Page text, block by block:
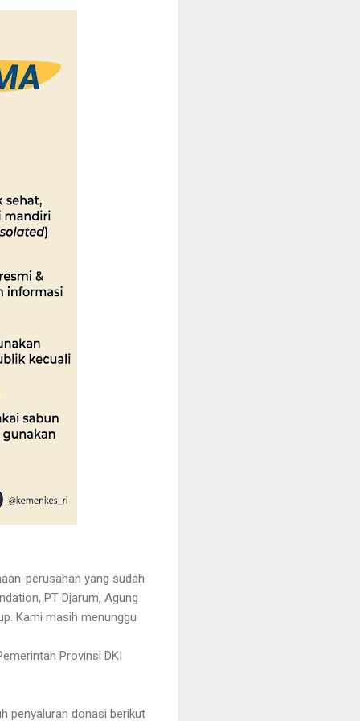
perusahan yang sudah
PT Djarum, Agung
Kami masih menunggu
Provinsi DKI
penyaluran donasi berikut